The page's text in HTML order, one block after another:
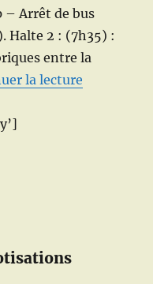
– Arrêt de bus
Halte 2 : (7h35) :
entre la
la lecture